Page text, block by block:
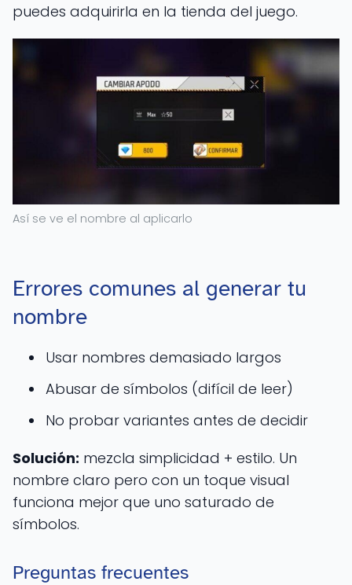
puedes adquirirla en la tienda del juego.
Así se ve el nombre al aplicarlo
Errores comunes al generar tu
nombre
Usar nombres demasiado largos
Abusar de símbolos (difícil de leer)
No probar variantes antes de decidir
Solución: mezcla simplicidad + estilo. Un
nombre claro pero con un toque visual
funciona mejor que uno saturado de
símbolos.
Preguntas frecuentes